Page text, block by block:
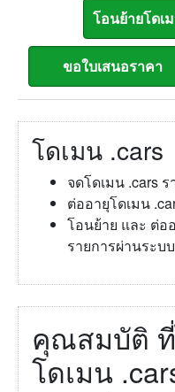
โดเมน .cars
จดโดเมน .cars
ต่ออายุโดเมน
โอนย้าย และ ต่อ
รายการผ่านระบบ
คุณสมบัติ ที่
โดเมน